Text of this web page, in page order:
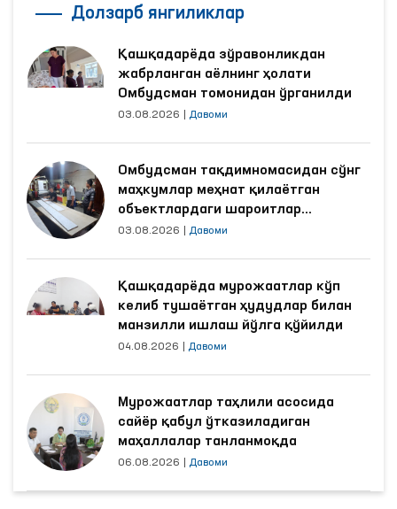
Долзарб янгиликлар
Қашқадарёда зўравонликдан
жабрланган аёлнинг ҳолати
Омбудсман томонидан ўрганилди
03.08.2026 Давоми
Омбудсман тақдимномасидан сўнг
маҳкумлар меҳнат қилаётган
объектлардаги шароитлар
яхшиланди
03.08.2026 Давоми
Қашқадарёда мурожаатлар кўп
келиб тушаётган ҳудудлар билан
манзилли ишлаш йўлга қўйилди
04.08.2026 Давоми
Мурожаатлар таҳлили асосида
сайёр қабул ўтказиладиган
маҳаллалар танланмоқда
06.08.2026 Давоми